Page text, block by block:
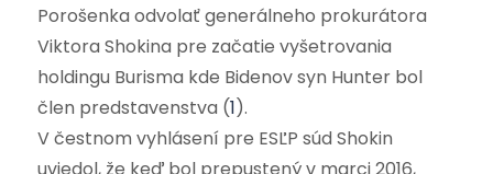
Porošenka odvolať generálneho prokurátora
Viktora Shokina pre začatie vyšetrovania
holdingu Burisma kde Bidenov syn Hunter bol
člen predstavenstva (1).
V čestnom vyhlásení pre ESĽP súd Shokin